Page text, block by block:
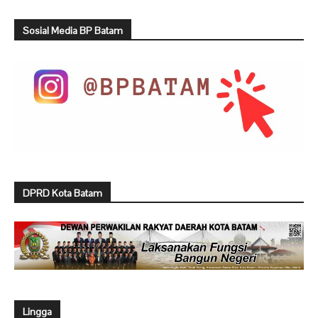
Sosial Media BP Batam
DPRD Kota Batam
Lingga